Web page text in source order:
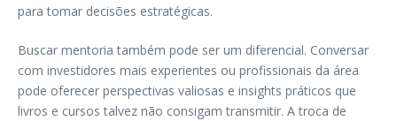
para tomar decisões estratégicas.
Buscar mentoria também pode ser um diferencial. Conversar
com investidores mais experientes ou profissionais da área
pode oferecer perspectivas valiosas e insights práticos que
livros e cursos talvez não consigam transmitir. A troca de